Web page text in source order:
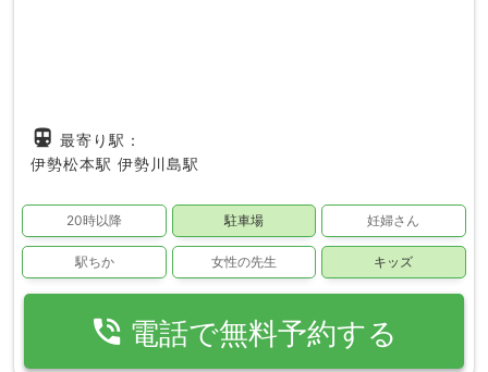
directions_subway 最寄り駅：
伊勢松本駅 伊勢川島駅
20時以降 駐車場 妊婦さん
駅ちか 女性の先生 キッズ
phone_in_talk 電話で無料予約する